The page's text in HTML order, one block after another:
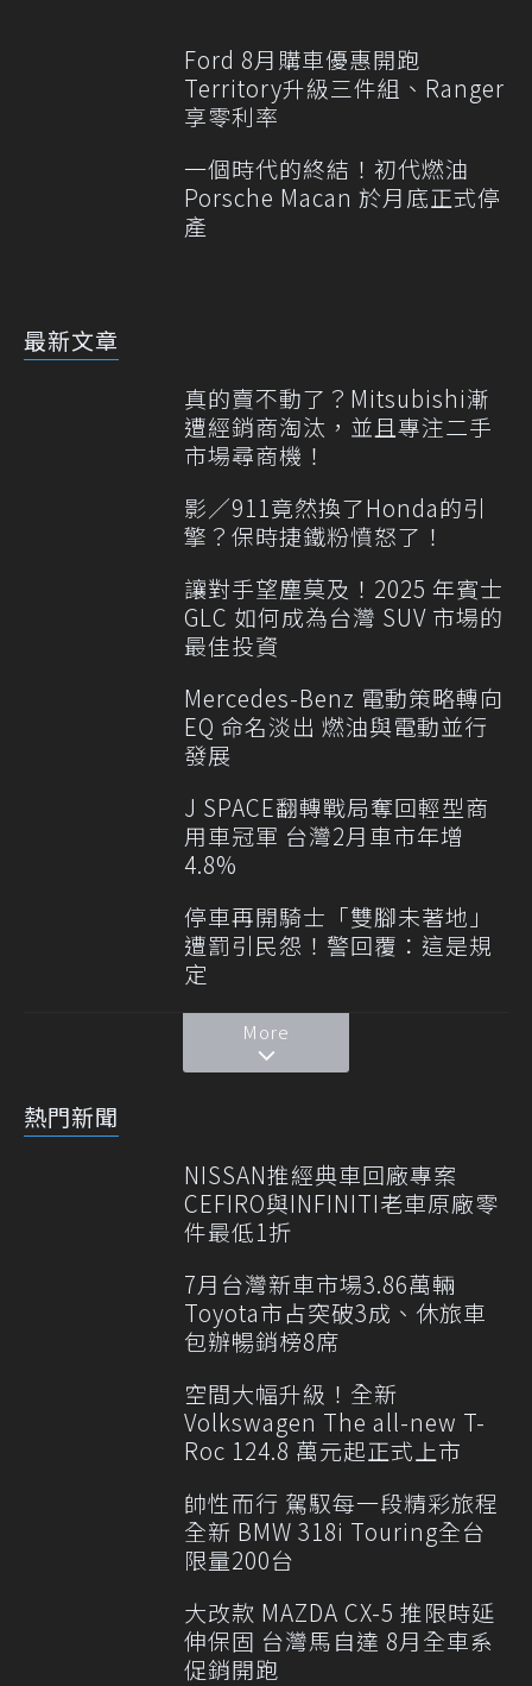
Ford 8月購車優惠開跑
Territory升級三件組、Ranger
享零利率
一個時代的終結！初代燃油
Porsche Macan 於月底正式停
產
最新文章
真的賣不動了？Mitsubishi漸
遭經銷商淘汰，並且專注二手
市場尋商機！
影／911竟然換了Honda的引
擎？保時捷鐵粉憤怒了！
讓對手望塵莫及！2025 年賓士
GLC 如何成為台灣 SUV 市場的
最佳投資
Mercedes-Benz 電動策略轉向
EQ 命名淡出 燃油與電動並行
發展
J SPACE翻轉戰局奪回輕型商
用車冠軍 台灣2月車市年增
4.8%
停車再開騎士「雙腳未著地」
遭罰引民怨！警回覆：這是規
定
More
熱門新聞
NISSAN推經典車回廠專案
CEFIRO與INFINITI老車原廠零
件最低1折
7月台灣新車市場3.86萬輛
Toyota市占突破3成、休旅車
包辦暢銷榜8席
空間大幅升級！全新
Volkswagen The all-new T-
Roc 124.8 萬元起正式上市
帥性而行 駕馭每一段精彩旅程
全新 BMW 318i Touring全台
限量200台
大改款 MAZDA CX-5 推限時延
伸保固 台灣馬自達 8月全車系
促銷開跑